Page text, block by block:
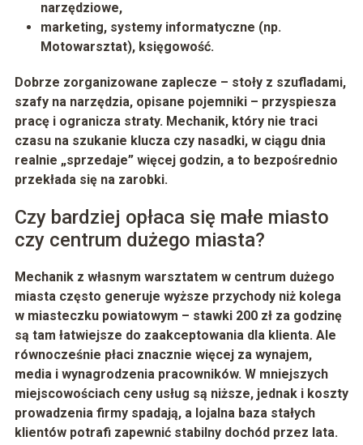
narzędziowe,
marketing, systemy informatyczne (np.
Motowarsztat), księgowość.
Dobrze zorganizowane zaplecze – stoły z szufladami,
szafy na narzędzia, opisane pojemniki – przyspiesza
pracę i ogranicza straty. Mechanik, który nie traci
czasu na szukanie klucza czy nasadki, w ciągu dnia
realnie „sprzedaje” więcej godzin, a to bezpośrednio
przekłada się na zarobki.
Czy bardziej opłaca się małe miasto
czy centrum dużego miasta?
Mechanik z własnym warsztatem w centrum dużego
miasta często generuje wyższe przychody niż kolega
w miasteczku powiatowym – stawki 200 zł za godzinę
są tam łatwiejsze do zaakceptowania dla klienta. Ale
równocześnie płaci znacznie więcej za wynajem,
media i wynagrodzenia pracowników. W mniejszych
miejscowościach ceny usług są niższe, jednak i koszty
prowadzenia firmy spadają, a lojalna baza stałych
klientów potrafi zapewnić stabilny dochód przez lata.